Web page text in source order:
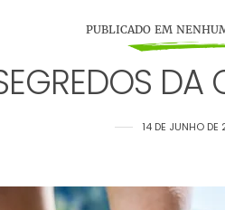
PUBLICADO EM
14 DE JUNHO